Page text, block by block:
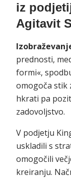
iz
Agitavit
prednosti,
formi«,
omogoča stik
hkrati pa
zadovoljstvo.
V podjetju
uskladili s
omogočili
kreiranju.